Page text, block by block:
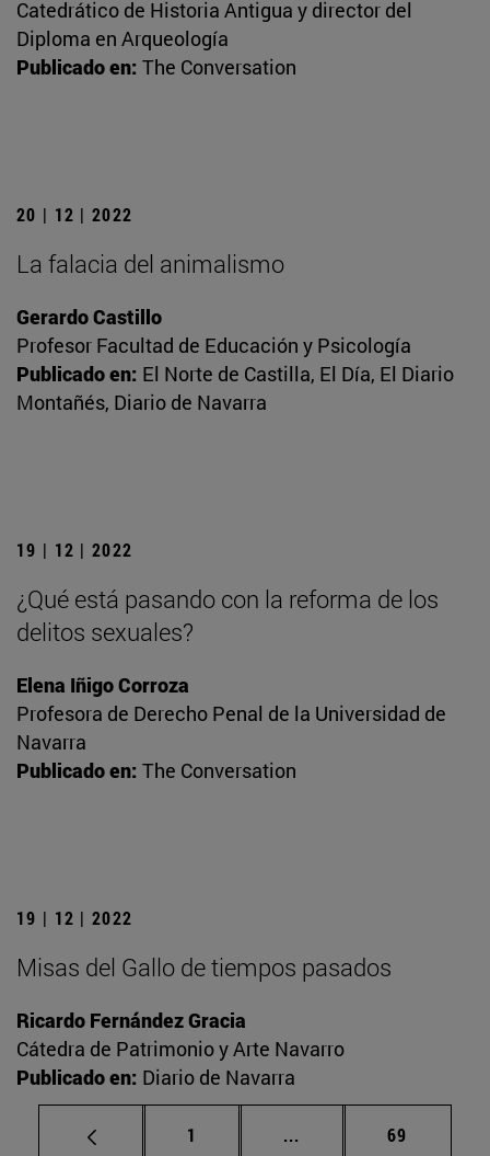
Catedrático de Historia Antigua y director del
Diploma en Arqueología
Publicado en: The Conversation
20 | 12 | 2022
La falacia del animalismo
Gerardo Castillo
Profesor Facultad de Educación y Psicología
Publicado en: El Norte de Castilla, El Día, El Diario
Montañés, Diario de Navarra
19 | 12 | 2022
¿Qué está pasando con la reforma de los
delitos sexuales?
Elena Iñigo Corroza
Profesora de Derecho Penal de la Universidad de
Navarra
Publicado en: The Conversation
19 | 12 | 2022
Misas del Gallo de tiempos pasados
Ricardo Fernández Gracia
Cátedra de Patrimonio y Arte Navarro
Publicado en: Diario de Navarra
Página
1 ... Páginas intermedias
Página
69